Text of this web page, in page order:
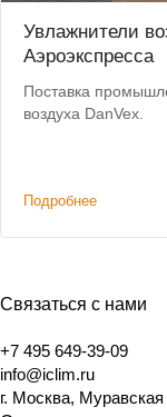
Увлажнители
Аэроэкспресса
Поставка
воздуха DanVex.
Подробнее
Связаться с нами
+7 495 649-39-09
info@iclim.ru
г. Москва,